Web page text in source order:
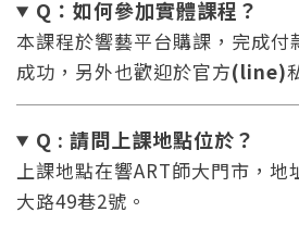
Q：如何參加實體課程？
本課程於響藝平台購課，完成付
成功，另外也歡迎於官方(line)
Q : 請問上課地點位於？
上課地點在響ART師大門市，
大路49巷2號。